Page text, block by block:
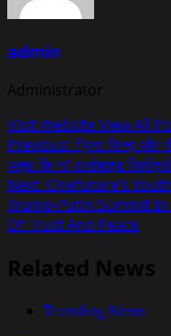
admin
Administrator
Visit WebsiteView All
Post
navigation
Previous:प्रिया सिन्हा और
अइबा कि ना’ वर्ल्डवाइड
Next: Onefuture’s
Trump-Putin Summit In
Of Trust And Peace
Related News
Trending News